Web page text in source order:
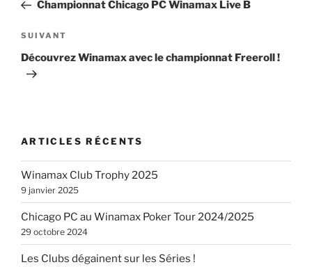
l’article
Championnat Chicago PC Winamax Live B
Article
suivant
SUIVANT
Découvrez Winamax avec le championnat Freeroll !
ARTICLES RÉCENTS
Winamax Club Trophy 2025
9 janvier 2025
Chicago PC au Winamax Poker Tour 2024/2025
29 octobre 2024
Les Clubs dégainent sur les Séries !